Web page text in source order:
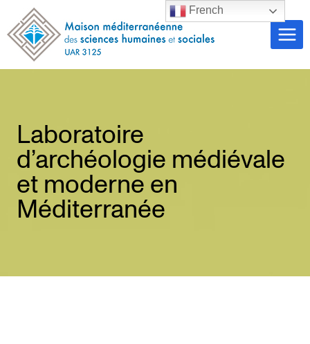
au
contenu
Laboratoire
d’archéologie médiévale
et moderne en
Méditerranée
French